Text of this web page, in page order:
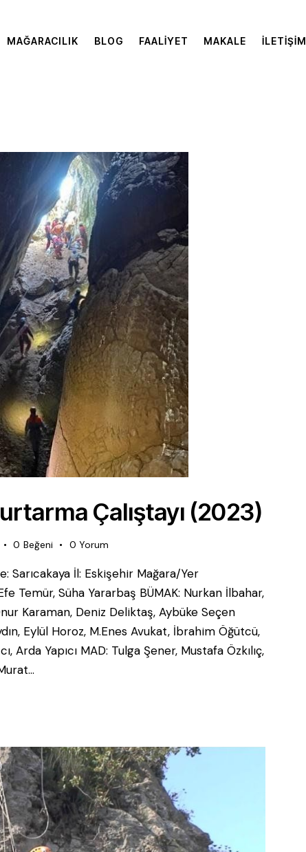
MAĞARACILIK BLOG FAALIYET MAKALE İLETIŞIM
Çalıştayı (2023)
0 Beğeni 0 Yorum
Sarıcakaya İl: Eskişehir Mağara/Yer
Temür, Süha Yararbaş BÜMAK: Nurkan İlbahar,
Karaman, Deniz Deliktaş, Aybüke Seçen
Eylül Horoz, M.Enes Avukat, İbrahim Öğütcü,
Arda Yapıcı MAD: Tulga Şener, Mustafa Özkılıç,